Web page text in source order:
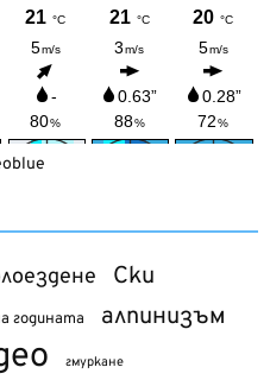
Ски
годината алпинизъм
гмуркане